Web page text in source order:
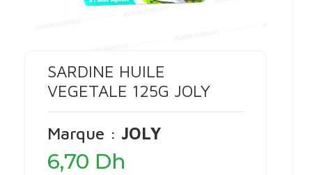
SARDINE HUILE
VEGETALE 125G JOLY
Marque : JOLY
6,70 Dh